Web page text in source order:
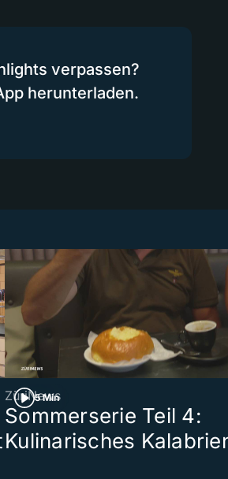
verpassen?
herunterladen.
5 Min
ZüriNews
Sommerserie Teil 4:
Kulinarisches